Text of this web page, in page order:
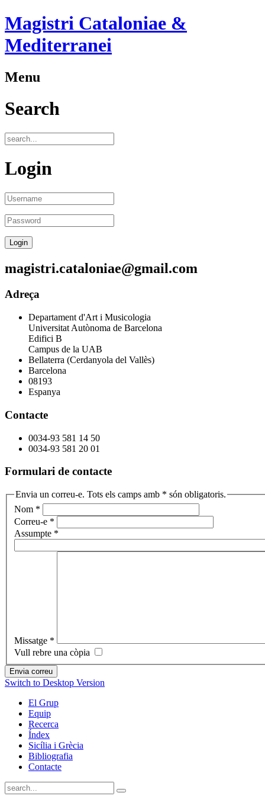
Magistri Cataloniae &
Mediterranei
Menu
Search
Login
magistri.cataloniae@gmail.com
Adreça
Departament d'Art i Musicologia
Universitat Autònoma de Barcelona
Edifici B
Campus de la UAB
Bellaterra (Cerdanyola del Vallès)
Barcelona
08193
Espanya
Contacte
0034-93 581 14 50
0034-93 581 20 01
Formulari de contacte
Envia un correu-e. Tots els camps amb * són obligatoris.
Nom *
Correu-e *
Assumpte *
Missatge *
Vull rebre una còpia
Envia correu
Switch to Desktop Version
El Grup
Equip
Recerca
Índex
Sicília i Grècia
Bibliografia
Contacte